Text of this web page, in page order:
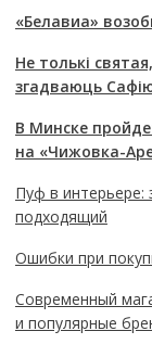
«Белавиа»
Не толькі
згадваюць
В Минске
на «Чижовка-
Пуф в интерьере:
подходящий
Ошибки при
Современный
и популярные